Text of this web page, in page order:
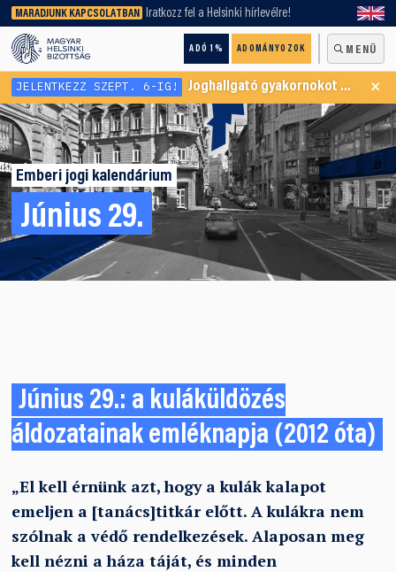
MARADJUNK KAPCSOLATBAN Iratkozz fel a Helsinki hírlevélre!
ADÓ 1% ADOMÁNYOZOK MENÜ
keresőnket!
JELENTKEZZ SZEPT. 6-IG! Joghallgató gyakornokot keresünk Menekültügyi Programunkba ×
Emberi jogi kalendárium
Június 29.
Június 29.: a kuláküldözés
áldozatainak emléknapja (2012 óta)
„El kell érnünk azt, hogy a kulák kalapot
emeljen a [tanács]titkár előtt. A kulákra nem
szólnak a védő rendelkezések. Alaposan meg
kell nézni a háza táját, és minden